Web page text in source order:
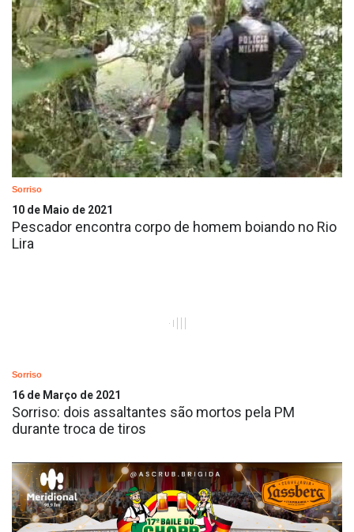
Sorriso
10 de Maio de 2021
Pescador encontra corpo de homem boiando no Rio
Lira
Sorriso
16 de Março de 2021
Sorriso: dois assaltantes são mortos pela PM
durante troca de tiros